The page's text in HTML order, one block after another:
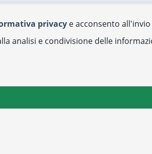
privacy e acconsento
analisi e condivisione delle